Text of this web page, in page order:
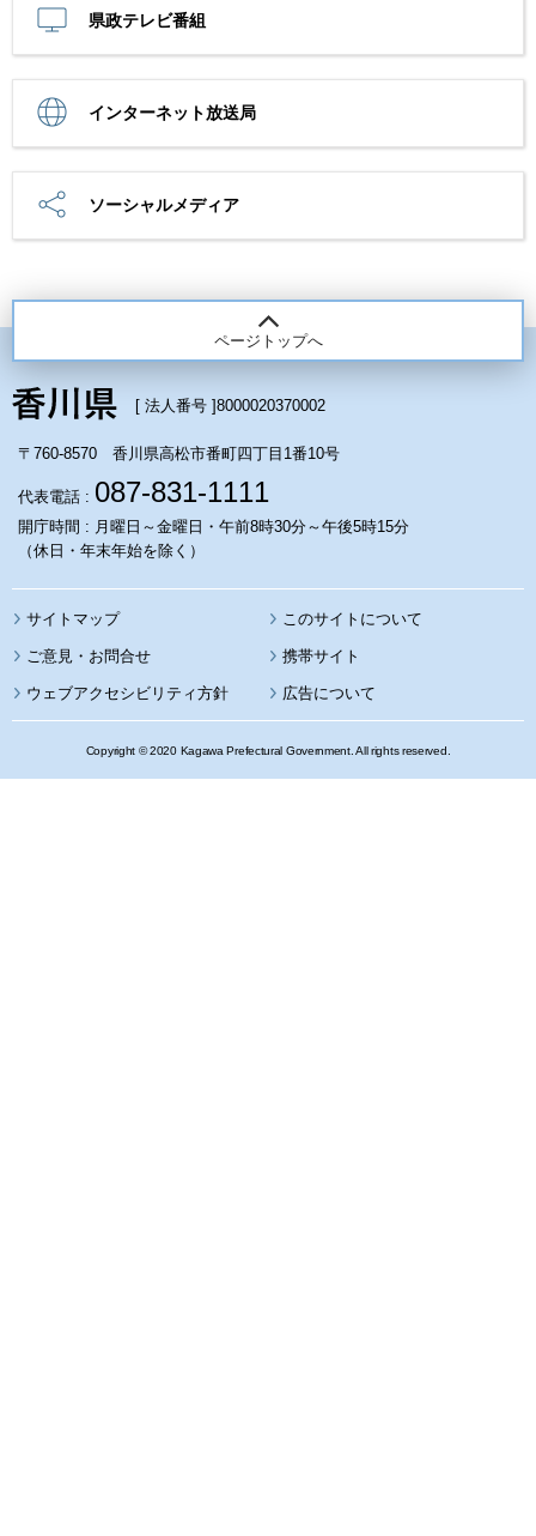
県政テレビ番組
インターネット放送局
ソーシャルメディア
ページトップへ
[ 法人番号 ]8000020370002
〒760-8570 香川県高松市番町四丁目1番10号
代表電話 : 087-831-1111
開庁時間 : 月曜日～金曜日・午前8時30分～午後5時15分
（休日・年末年始を除く）
サイトマップ このサイトについて
携帯サイト
ウェブアクセシビリティ方針 広告について
Copyright © 2020 Kagawa Prefectural Government. All rights reserved.